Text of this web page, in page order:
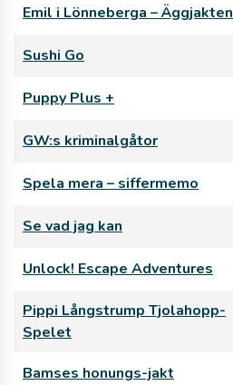
Emil i Lönneberga – Äggjakten
Sushi Go
Puppy Plus +
GW:s kriminalgåtor
Spela mera – siffermemo
Se vad jag kan
Unlock! Escape Adventures
Pippi Långstrump Tjolahopp-
Spelet
Bamses honungs-jakt